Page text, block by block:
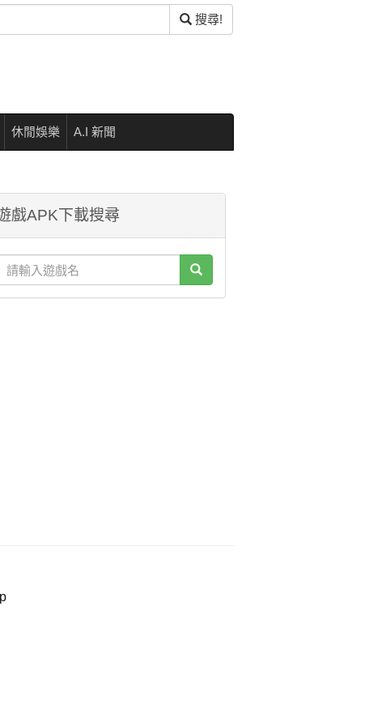
搜尋!
休閒娛樂 A.I 新聞
戲APK下載搜尋